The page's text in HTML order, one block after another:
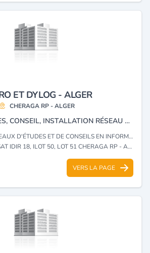
ET DYLOG - ALGER
CHERAGA RP - ALGER
BUREAU D’ÉTUDES, CONSEIL, INSTALLATION RÉSEAU ET INTÉGRATION DE SOLUTIONS INFORMATIQUES.
D'ÉTUDES ET DE CONSEILS EN INFORMATIQUE (CONSULTING)
IDIR 18, ILOT 50, LOT 51 CHERAGA RP - ALGER
VERS LA PAGE